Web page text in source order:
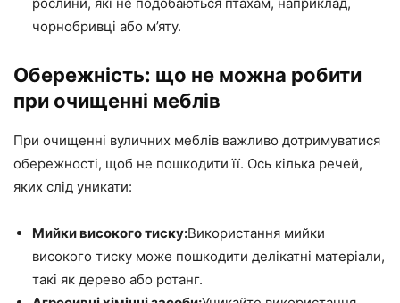
чорнобривці або м’яту.
Обережність: що не можна робити
при очищенні меблів
При очищенні вуличних меблів важливо дотримуватися
обережності, щоб не пошкодити її. Ось кілька речей,
яких слід уникати:
Мийки високого тиску:Використання мийки
високого тиску може пошкодити делікатні матеріали,
такі як дерево або ротанг.